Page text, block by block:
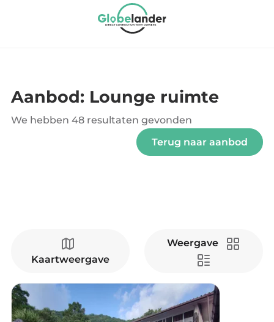
Aanbod: Lounge ruimte
We hebben 48 resultaten gevonden
Terug naar aanbod
Kaartweergave
Weergave